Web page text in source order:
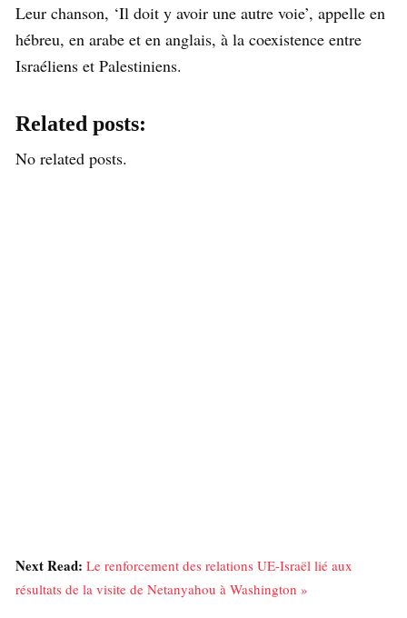
Leur chanson, ‘Il doit y avoir une autre voie’, appelle en
hébreu, en arabe et en anglais, à la coexistence entre
Israéliens et Palestiniens.
Related posts:
No related posts.
Next Read: Le renforcement des relations UE-Israël lié aux
résultats de la visite de Netanyahou à Washington »